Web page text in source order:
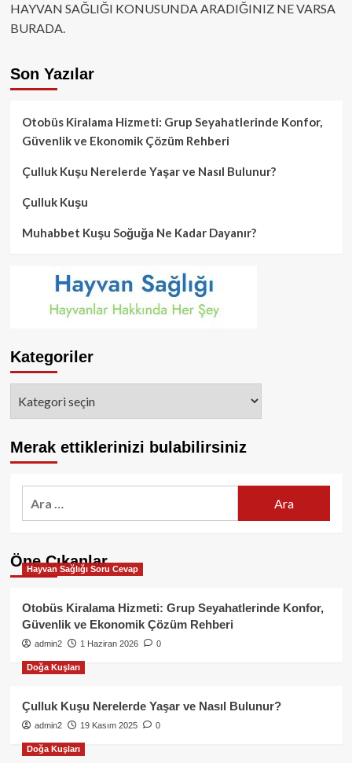
HAYVAN SAĞLIĞI KONUSUNDA ARADIĞINIZ NE VARSA
BURADA.
Son Yazılar
Otobüs Kiralama Hizmeti: Grup Seyahatlerinde Konfor,
Güvenlik ve Ekonomik Çözüm Rehberi
Çulluk Kuşu Nerelerde Yaşar ve Nasıl Bulunur?
Çulluk Kuşu
Muhabbet Kuşu Soğuğa Ne Kadar Dayanır?
Kategoriler
Merak ettiklerinizi bulabilirsiniz
Öne Çıkanlar
Hayvan Sağlığı Soru Cevap
Otobüs Kiralama Hizmeti: Grup Seyahatlerinde Konfor,
Güvenlik ve Ekonomik Çözüm Rehberi
admin2 1 Haziran 2026 0
Doğa Kuşları
Çulluk Kuşu Nerelerde Yaşar ve Nasıl Bulunur?
admin2 19 Kasım 2025 0
Doğa Kuşları